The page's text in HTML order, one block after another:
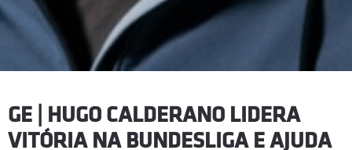
GE | HUGO CALDERANO LIDERA
VITÓRIA NA BUNDESLIGA E AJUDA